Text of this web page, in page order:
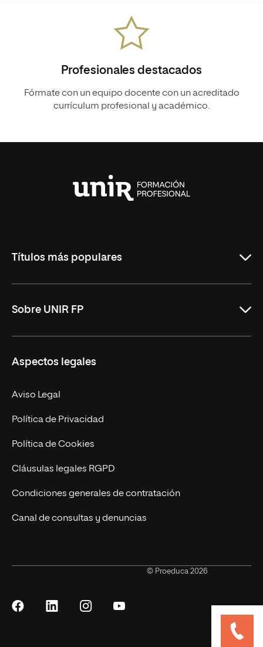
Profesionales destacados
Fórmate con un equipo docente con un acreditado
currículum profesional y académico.
Títulos más populares
DAM Online
DAW Online
Administración y Finanzas Online
Marketing y Publicidad Online
Sobre UNIR FP
Revista UNIR FP
Grados superiores
Becas para Formación Profesional
Aspectos legales
Aviso Legal
Política de Privacidad
Política de Cookies
Cláusulas legales RGPD
Condiciones generales de contratación
Canal de consultas y denuncias
Síguenos
SíguenosSíguenosSíguenos
© Proeduca 2026